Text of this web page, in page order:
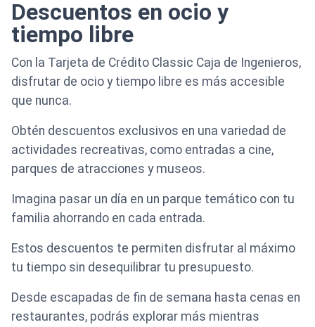
Descuentos en ocio y
tiempo libre
Con la Tarjeta de Crédito Classic Caja de Ingenieros,
disfrutar de ocio y tiempo libre es más accesible
que nunca.
Obtén descuentos exclusivos en una variedad de
actividades recreativas, como entradas a cine,
parques de atracciones y museos.
Imagina pasar un día en un parque temático con tu
familia ahorrando en cada entrada.
Estos descuentos te permiten disfrutar al máximo
tu tiempo sin desequilibrar tu presupuesto.
Desde escapadas de fin de semana hasta cenas en
restaurantes, podrás explorar más mientras